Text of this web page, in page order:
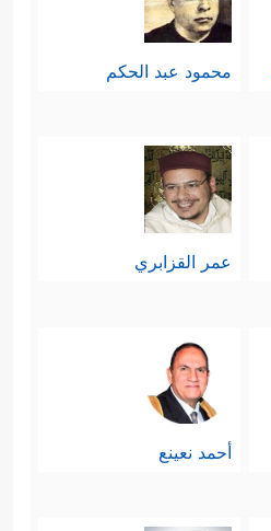
محمود عبد الحكم
عمر القزابري
أحمد نعينع